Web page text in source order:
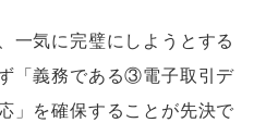
一気に完璧にしようとする
「義務である③電子取引デ
」を確保することが先決で